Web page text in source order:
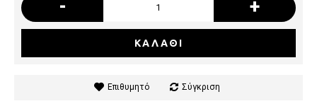
- +
ΚΑΛΆΘΙ
Επιθυμητό Σύγκριση